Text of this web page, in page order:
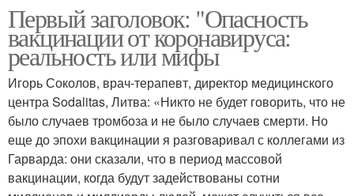
Первый заголовок: "Опасность
вакцинации от коронавируса:
реальность или мифы
Игорь Соколов, врач-терапевт, директор медицинского
центра Sodalitas, Литва: «Никто не будет говорить, что не
было случаев тромбоза и не было случаев смерти. Но
еще до эпохи вакцинации я разговаривал с коллегами из
Гарварда: они сказали, что в период массовой
вакцинации, когда будут задействованы сотни